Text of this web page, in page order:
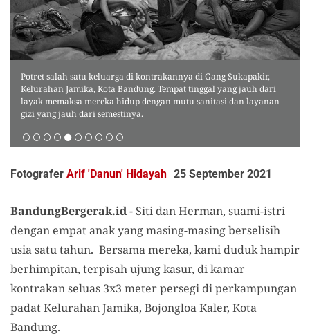
Potret salah satu keluarga di kontrakannya di Gang Sukapakir,
Kelurahan Jamika, Kota Bandung. Tempat tinggal yang jauh dari
layak memaksa mereka hidup dengan mutu sanitasi dan layanan
gizi yang jauh dari semestinya.
Fotografer Arif 'Danun' Hidayah 25 September 2021
BandungBergerak.id- Siti dan Herman, suami-istri
dengan empat anak yang masing-masing berselisih
usia satu tahun. Bersama mereka, kami dudukhampir
berhimpitan, terpisah ujung kasur, di kamar
kontrakan seluas 3x3 meter persegi di perkampungan
padat Kelurahan Jamika, Bojongloa Kaler, Kota
Bandung.